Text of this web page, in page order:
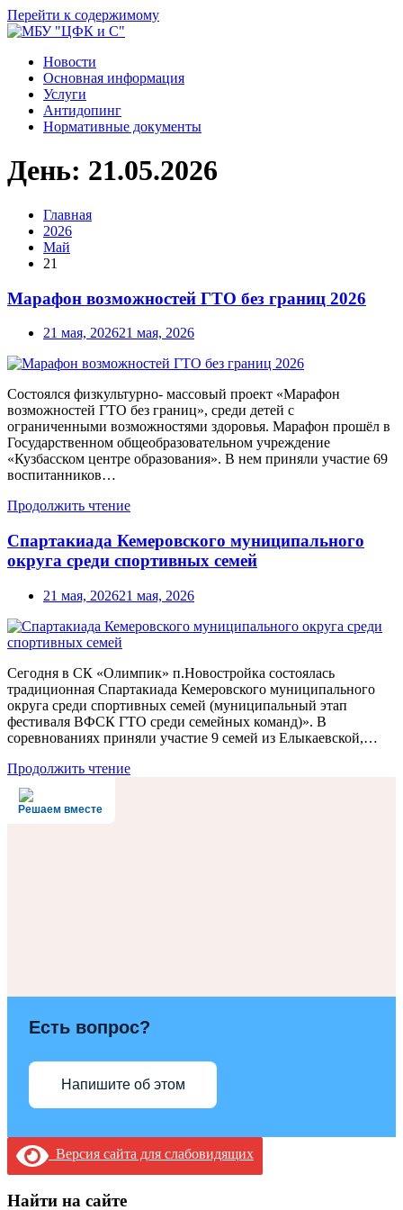
Перейти к содержимому
Новости
Основная информация
Услуги
Антидопинг
Нормативные документы
День: 21.05.2026
Главная
2026
Май
21
Марафон возможностей ГТО без границ 2026
21 мая, 202621 мая, 2026
Состоялся физкультурно- массовый проект «Марафон
возможностей ГТО без границ», среди детей с
ограниченными возможностями здоровья. Марафон прошёл в
Государственном общеобразовательном учреждение
«Кузбасском центре образования». В нем приняли участие 69
воспитанников…
Продолжить чтение
Спартакиада Кемеровского муниципального
округа среди спортивных семей
21 мая, 202621 мая, 2026
Сегодня в СК «Олимпик» п.Новостройка состоялась
традиционная Спартакиада Кемеровского муниципального
округа среди спортивных семей (муниципальный этап
фестиваля ВФСК ГТО среди семейных команд)». В
соревнованиях приняли участие 9 семей из Елыкаевской,…
Продолжить чтение
Решаем вместе
Есть вопрос?
Напишите об этом
Версия сайта для слабовидящих
Найти на сайте